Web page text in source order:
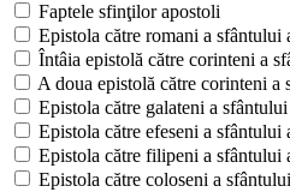
Faptele sfinţilor apostoli
Epistola către romani a sfântului
Întâia epistolă către corinteni a
A doua epistolă către corinteni a
Epistola către galateni a
Epistola către efeseni a sfântului
Epistola către filipeni a sfântului
Epistola către coloseni a